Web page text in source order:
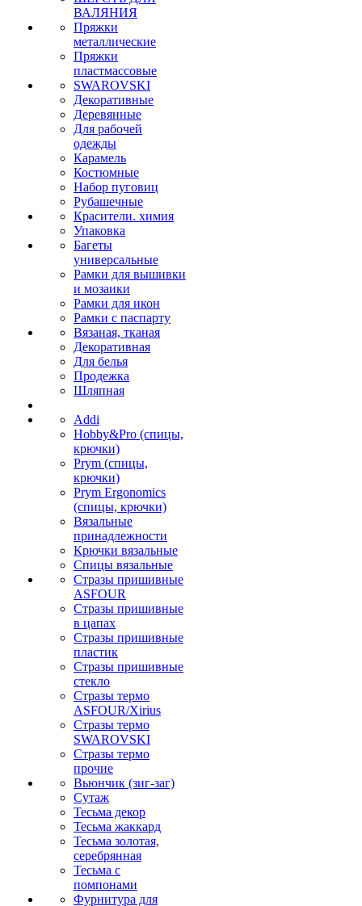
ВАЛЯНИЯ
Пряжки
металлические
Пряжки
пластмассовые
SWAROVSKI
Декоративные
Деревянные
Для рабочей
одежды
Карамель
Костюмные
Набор пуговиц
Рубашечные
Красители. химия
Упаковка
Багеты
универсальные
Рамки для вышивки
и мозаики
Рамки для икон
Рамки с паспарту
Вязаная, тканая
Декоративная
Для белья
Продежка
Шляпная
Addi
Hobby&Pro (спицы,
крючки)
Prym (спицы,
крючки)
Prym Ergonomics
(спицы, крючки)
Вязальные
принадлежности
Крючки вязальные
Спицы вязальные
Стразы пришивные
ASFOUR
Стразы пришивные
в цапах
Стразы пришивные
пластик
Стразы пришивные
стекло
Стразы термо
ASFOUR/Xirius
Стразы термо
SWAROVSKI
Стразы термо
прочие
Вьюнчик (зиг-заг)
Сутаж
Тесьма декор
Тесьма жаккард
Тесьма золотая,
серебрянная
Тесьма с
помпонами
Фурнитура для